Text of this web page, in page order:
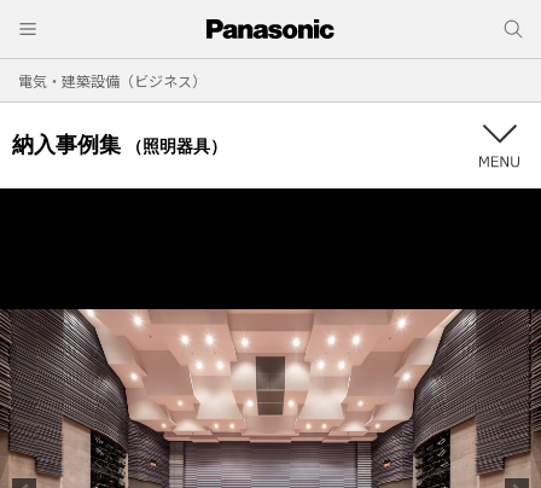
電気・建築設備（ビジネス）
納入事例集 （照明器具）